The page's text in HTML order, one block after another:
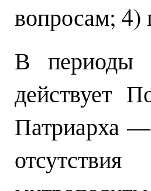
вопросам; 4)
В периоды
действует
Патриарха —